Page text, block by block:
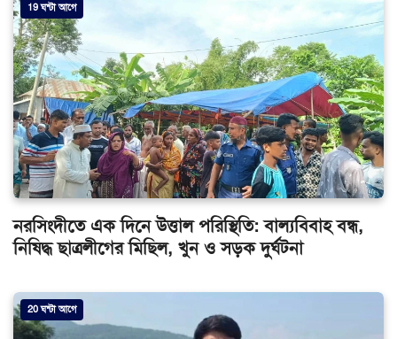
19 ঘন্টা আগে
নরসিংদীতে এক দিনে উত্তাল পরিস্থিতি: বাল্যবিবাহ বন্ধ,
নিষিদ্ধ ছাত্রলীগের মিছিল, খুন ও সড়ক দুর্ঘটনা
20 ঘন্টা আগে